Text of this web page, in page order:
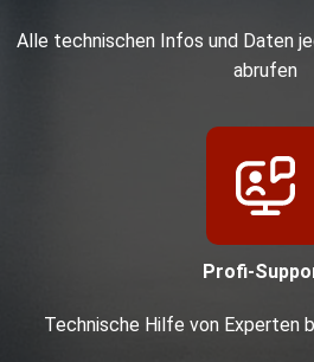
Alle technischen Infos und Daten
abrufen
Profi-
Technische Hilfe von Experten